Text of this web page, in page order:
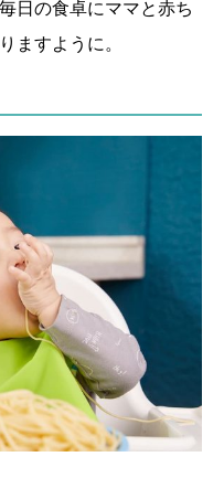
日の食卓にママと赤ち
ますように。